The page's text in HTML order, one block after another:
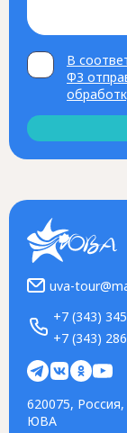
В
ФЗ
uva-
+7 (343)
+7 (343)
620075,
ЮВА